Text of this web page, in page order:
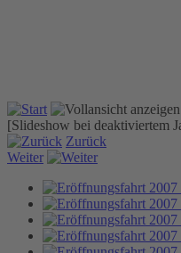
[Slideshow bei deaktiviertem
Zurück
Weiter